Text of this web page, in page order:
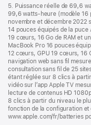
5. Puissance réelle de 69,6
99,6 watts-heure (modèle 16
novembre et décembre 2022
14 pouces équipés de la
19 cœurs, 16 Go de RAM et
MacBook Pro 16 pouces
12 cœurs, GPU 19 cœurs, 16
navigation web sans fil
consultation sans fil de 25
étant réglée sur 8 clics à
vidéo sur l’app Apple TV
lecture de contenus HD
8 clics à partir du niveau le
fonction de la configuration et
www.apple.com/fr/batteries